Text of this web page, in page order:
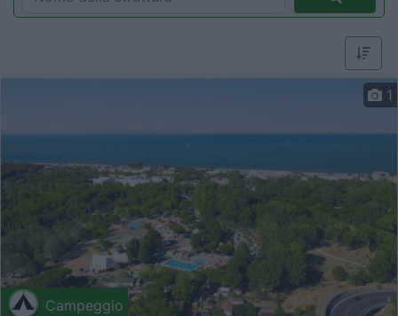
Campeggio
1